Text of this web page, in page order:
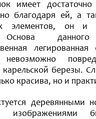
имеет достаточно
благодаря ей, а
элементов, он и
Основа
невозможно
березы.
красива, но и
деревянными
изображениями